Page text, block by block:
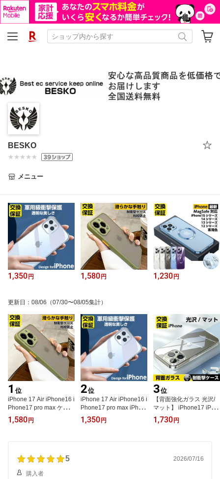
BESKO
メニュー
1,350 円 1,580 円 1,230 円
更新日 ： 08/06 （07/30〜08/05集計）
1 位
iPhone 17 Air iPhone16 i
Phone17 pro max ケース
iphone15 ケース iphone
15pro ケース かわいい ip
e13 ケース iPhone13Pro
mini iPhone12 pro ケー
1,580 円
2位
iPhone 17 Air iPhone16 i
Phone17 pro max iPhon
e15 ケース iPhone14 ケ
ース iPhone13 ケース iP
1,350 円
3位
【背面強化ガラス 光沢/
マット】 iPhone17 iPho
ne16 ケース iPhone15
ケース iPhone16 pro ma
ケース クリア iPhone13
1,730 円
5 2026/07/16
購入者